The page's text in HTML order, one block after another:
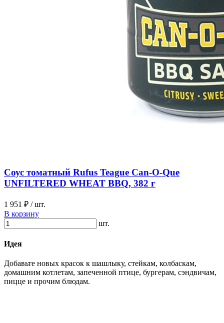
Соус томатный Rufus Teague Can-O-Que
UNFILTERED WHEAT BBQ, 382 г
1 951 ₽ / шт.
В корзину
шт.
Идея
Добавьте новых красок к шашлыку, стейкам, колбаскам,
домашним котлетам, запеченной птице, бургерам, сэндвичам,
пицце и прочим блюдам.